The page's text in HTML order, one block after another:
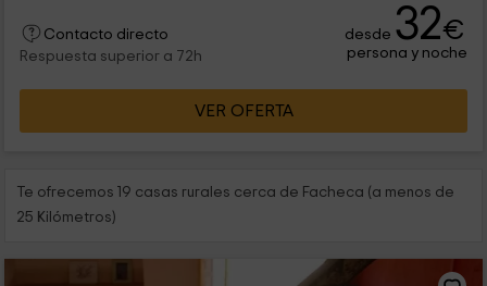
Contacto directo
Respuesta superior a 72h
desde 32€
persona y noche
VER OFERTA
Te ofrecemos 19 casas rurales cerca de Facheca (a menos de
25 Kilómetros)